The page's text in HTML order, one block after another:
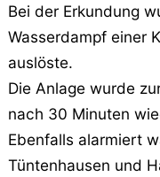
Bei der Erkundung
Wasserdampf einer
auslöste.
Die Anlage wurde
nach 30 Minuten
Ebenfalls alarmiert
Tüntenhausen und